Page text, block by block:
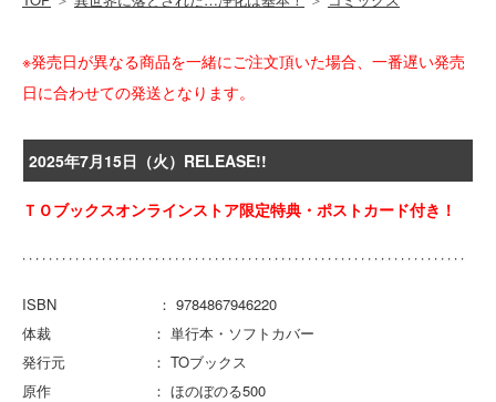
※発売日が異なる商品を一緒にご注文頂いた場合、一番遅い発売
日に合わせての発送となります。
2025年7月15日（火）RELEASE!!
ＴＯブックスオンラインストア限定特典・ポストカード付き！
ISBN ： 9784867946220
体裁 ： 単行本・ソフトカバー
発行元 ： TOブックス
原作 ： ほのぼのる500